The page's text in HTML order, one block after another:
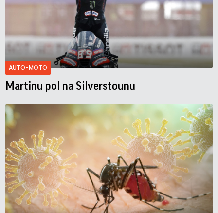
AUTO-MOTO
Martinu pol na Silverstounu